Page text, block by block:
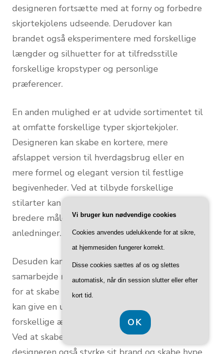
designeren fortsætte med at forny og forbedre
skjortekjolens udseende. Derudover kan
brandet også eksperimentere med forskellige
længder og silhuetter for at tilfredsstille
forskellige kropstyper og personlige
præferencer.
En anden mulighed er at udvide sortimentet til
at omfatte forskellige typer skjortekjoler.
Designeren kan skabe en kortere, mere
afslappet version til hverdagsbrug eller en
mere formel og elegant version til festlige
begivenheder. Ved at tilbyde forskellige
stilarter kan designeren appellere til en
bredere målgruppe og dække forskellige
anledninger.
Desuden kan designeren også overveje at
samarbejde med andre brands eller designere
for at skabe limited edition-kollektioner. Dette
kan give en unik mulighed for at kombinere
forskellige æstetikker og tiltrække nye kunder.
Ved at skabe eksklusive samarbejder kan
Vi bruger kun nødvendige cookies
Cookies anvendes udelukkende for at sikre,
at hjemmesiden fungerer korrekt.
Disse cookies sættes af os og slettes
automatisk, når din session slutter eller efter
kort tid.
OK